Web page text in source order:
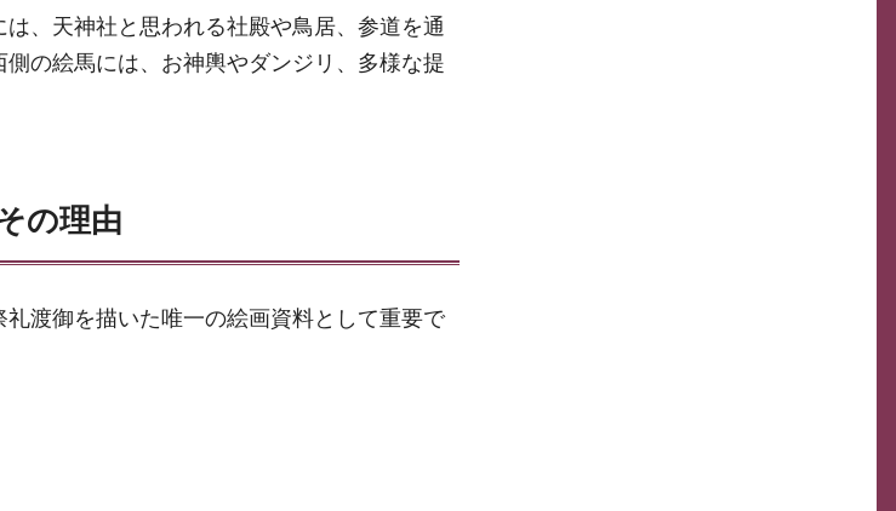
、天神社と思われる社殿や鳥居、参道を通
の絵馬には、お神輿やダンジリ、多様な提
の理由
渡御を描いた唯一の絵画資料として重要で